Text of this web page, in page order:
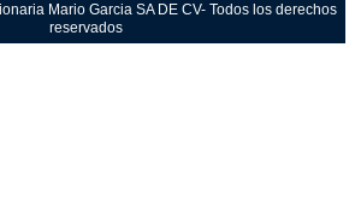
Mario Garcia SA DE CV- Todos los derechos
reservados